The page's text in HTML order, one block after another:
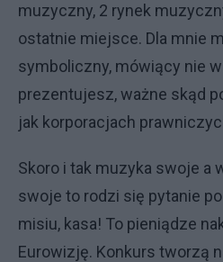
muzyczny, 2 rynek
ostatnie miejsce. Dla mnie
symboliczny, mówiący nie
prezentujesz, ważne skąd
jak korporacjach
Skoro i tak muzyka swoje a
swoje to rodzi się pytanie
misiu, kasa! To pieniądze
Eurowizję. Konkurs tworzą